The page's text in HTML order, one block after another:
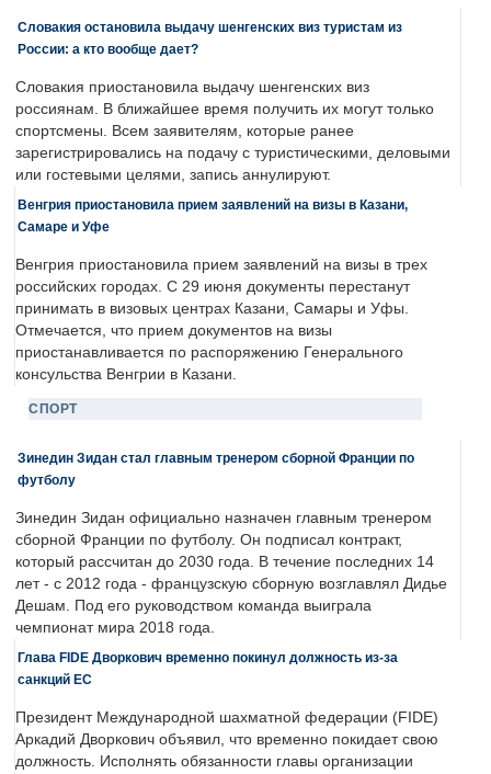
Словакия остановила выдачу шенгенских виз туристам из
России: а кто вообще дает?
Словакия приостановила выдачу шенгенских виз
россиянам. В ближайшее время получить их могут только
спортсмены. Всем заявителям, которые ранее
зарегистрировались на подачу с туристическими, деловыми
или гостевыми целями, запись аннулируют.
Венгрия приостановила прием заявлений на визы в Казани,
Самаре и Уфе
Венгрия приостановила прием заявлений на визы в трех
российских городах. С 29 июня документы перестанут
принимать в визовых центрах Казани, Самары и Уфы.
Отмечается, что прием документов на визы
приостанавливается по распоряжению Генерального
консульства Венгрии в Казани.
СПОРТ
Зинедин Зидан стал главным тренером сборной Франции по
футболу
Зинедин Зидан официально назначен главным тренером
сборной Франции по футболу. Он подписал контракт,
который рассчитан до 2030 года. В течение последних 14
лет - с 2012 года - французскую сборную возглавлял Дидье
Дешам. Под его руководством команда выиграла
чемпионат мира 2018 года.
Глава FIDE Дворкович временно покинул должность из-за
санкций ЕС
Президент Международной шахматной федерации (FIDE)
Аркадий Дворкович объявил, что временно покидает свою
должность. Исполнять обязанности главы организации